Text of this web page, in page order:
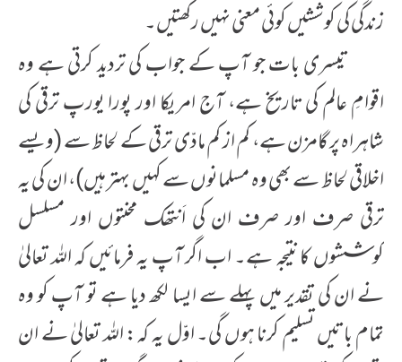
زندگی کی کوششیں کوئی معنی نہیں رکھتیں۔
تیسری بات جو آپ کے جواب کی تردید کرتی ہے وہ
اقوامِ عالم کی تاریخ ہے، آج امریکا اور پورا یورپ ترقی کی
شاہراہ پر گامزن ہے، کم از کم مادّی ترقی کے لحاظ سے (ویسے
اخلاقی لحاظ سے بھی وہ مسلمانوں سے کہیں بہتر ہیں)، ان کی یہ
ترقی صرف اور صرف ان کی اَنتھک محنتوں اور مسلسل
کوششوں کا نتیجہ ہے۔ اب اگر آپ یہ فرمائیں کہ اللہ تعالیٰ
نے ان کی تقدیر میں پہلے سے ایسا لکھ دیا ہے تو آپ کو وہ
تمام باتیں تسلیم کرنا ہوں گی۔ اوّل یہ کہ: اللہ تعالیٰ نے ان